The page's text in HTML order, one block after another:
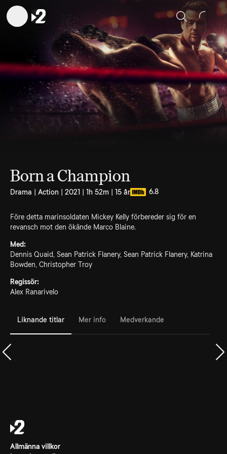
Sök
Born a Champion
Drama | Action | 2021 | 1h 52m | 15 år 6.8
Före detta marinsoldaten Mickey Kelly förbereder sig för en
revansch mot den ökände Marco Blaine.
Med:
Dennis Quaid, Sean Patrick Flanery, Sean Patrick Flanery, Katrina
Bowden, Christopher Troy
Regissör:
Alex Ranarivelo
Liknande titlar Mer info Medverkande
Allmänna villkor